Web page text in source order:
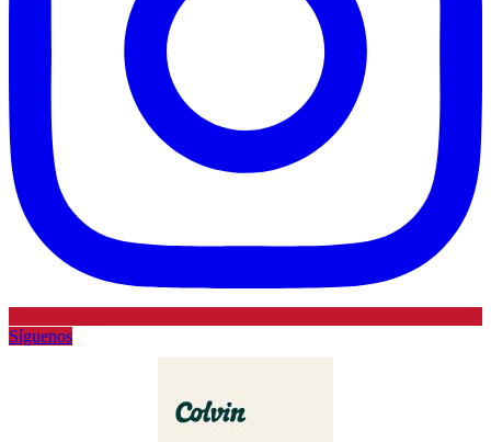
Síguenos